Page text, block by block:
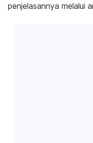
penjelasannya melalui